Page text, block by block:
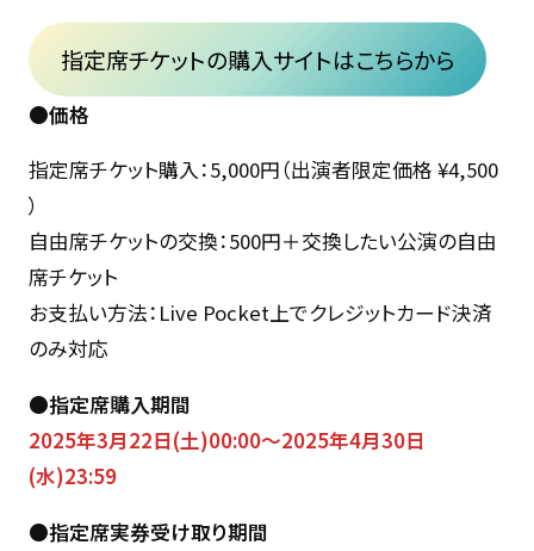
指定席チケットの購入サイトはこちらから
●価格
指定席チケット購入：5,000円（出演者限定価格 ¥4,500
）
自由席チケットの交換：500円＋交換したい公演の自由
席チケット
お支払い方法：Live Pocket上でクレジットカード決済
のみ対応
●指定席購入期間
2025年3月22日(土)00:00〜2025年4月30日
(水)23:59
●指定席実券受け取り期間